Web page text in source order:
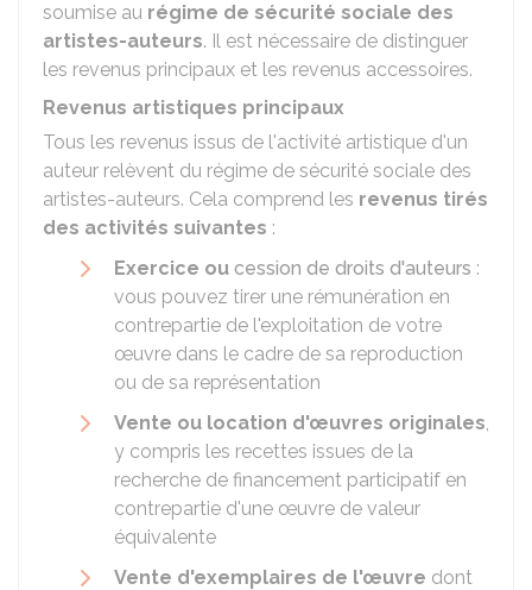
soumise au régime de sécurité sociale des
artistes-auteurs. Il est nécessaire de distinguer
les revenus principaux et les revenus accessoires.
Revenus artistiques principaux
Tous les revenus issus de l'activité artistique d'un
auteur relèvent du régime de sécurité sociale des
artistes-auteurs. Cela comprend les revenus tirés
des activités suivantes :
Exercice ou cession de droits d'auteurs :
vous pouvez tirer une rémunération en
contrepartie de l'exploitation de votre
œuvre dans le cadre de sa reproduction
ou de sa représentation
Vente ou location d'œuvres originales,
y compris les recettes issues de la
recherche de financement participatif en
contrepartie d'une œuvre de valeur
équivalente
Vente d'exemplaires de l'œuvre dont